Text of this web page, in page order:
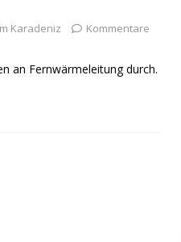
Karadeniz
Kommentare
an Fernwärmeleitung durch.